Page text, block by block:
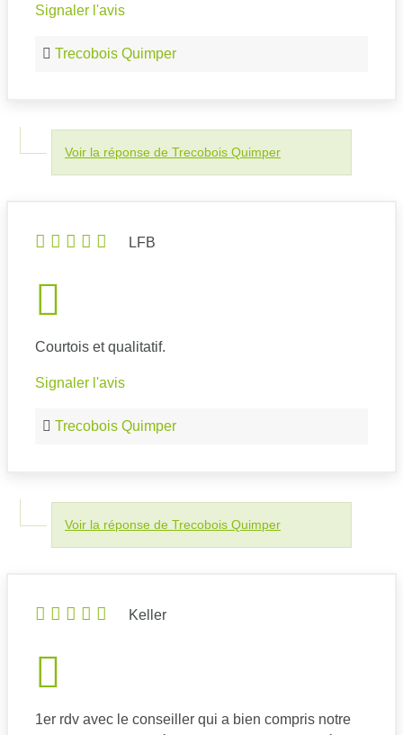
Signaler l'avis
Trecobois Quimper
Voir la réponse de Trecobois Quimper
LFB
Courtois et qualitatif.
Signaler l'avis
Trecobois Quimper
Voir la réponse de Trecobois Quimper
Keller
1er rdv avec le conseiller qui a bien compris notre